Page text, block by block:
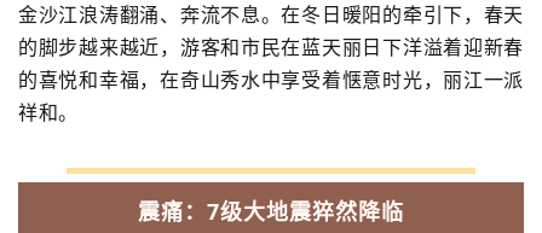
金沙江浪涛翻涌、奔流不息。在冬日暖阳的牵引下，春天
的脚步越来越近，游客和市民在蓝天丽日下洋溢着迎新春
的喜悦和幸福，在奇山秀水中享受着惬意时光，丽江一派
祥和。
震痛：7级大地震猝然降临